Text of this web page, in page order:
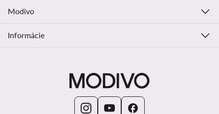
Modivo
Informácie